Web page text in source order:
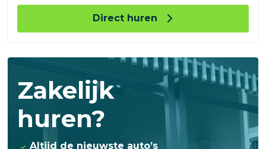
Direct huren
Zakelijk
huren?
Altijd de nieuwste auto’s